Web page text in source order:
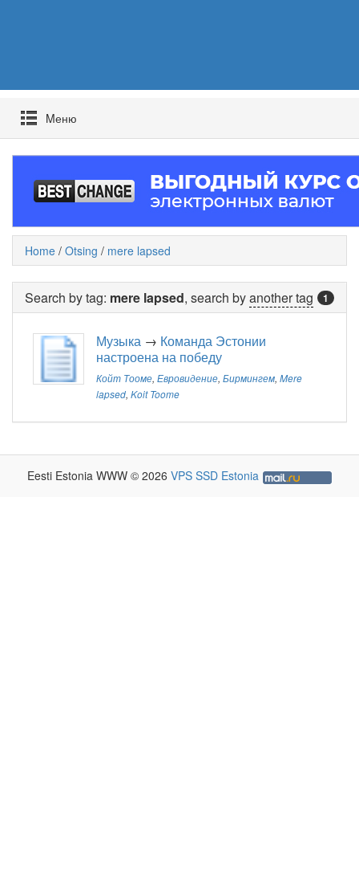
Mеню
Home / Otsing / mere lapsed
1
Search by tag: mere lapsed, search byanother tag
Музыка → Команда Эстонии
настроена на победу
Койт Тооме, Евровидение, Бирмингем, Mere
lapsed, Koit Toome
Eesti Estonia WWW © 2026 VPS SSD Estonia